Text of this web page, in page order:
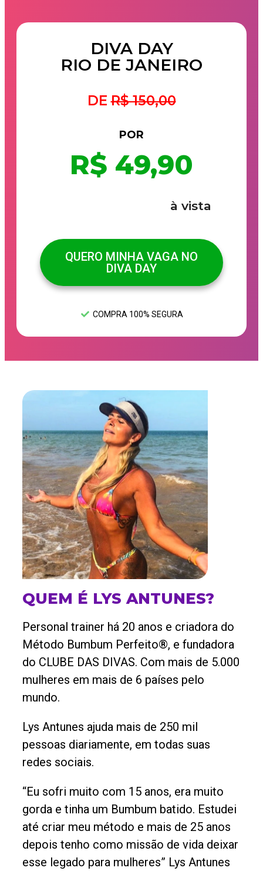
DIVA DAY
RIO DE JANEIRO
DER$ 150,00
POR
R$ 49,90
à vista
QUERO MINHA VAGA NO
DIVA DAY
COMPRA 100% SEGURA
QUEM É LYS ANTUNES?
Personal trainer há 20 anos e criadora do
Método Bumbum Perfeito®, e fundadora
do CLUBE DAS DIVAS. Com mais de 5.000
mulheres em mais de 6 países pelo
mundo.
Lys Antunes ajuda mais de 250 mil
pessoas diariamente, em todas suas
redes sociais.
“Eu sofri muito com 15 anos, era muito
gorda e tinha um Bumbum batido. Estudei
até criar meu método e mais de 25 anos
depois tenho como missão de vida deixar
esse legado para mulheres” Lys Antunes